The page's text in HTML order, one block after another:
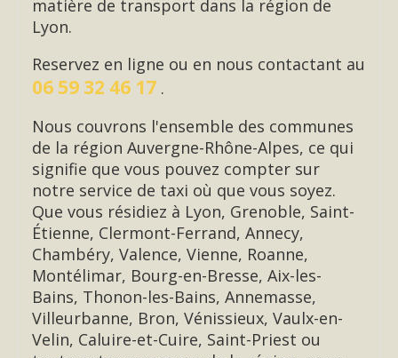
matière de transport dans la région de
Lyon.
Reservez en ligne ou en nous contactant au
06 59 32 46 17 .
Nous couvrons l'ensemble des communes
de la région Auvergne-Rhône-Alpes, ce qui
signifie que vous pouvez compter sur
notre service de taxi où que vous soyez.
Que vous résidiez à Lyon, Grenoble, Saint-
Étienne, Clermont-Ferrand, Annecy,
Chambéry, Valence, Vienne, Roanne,
Montélimar, Bourg-en-Bresse, Aix-les-
Bains, Thonon-les-Bains, Annemasse,
Villeurbanne, Bron, Vénissieux, Vaulx-en-
Velin, Caluire-et-Cuire, Saint-Priest ou